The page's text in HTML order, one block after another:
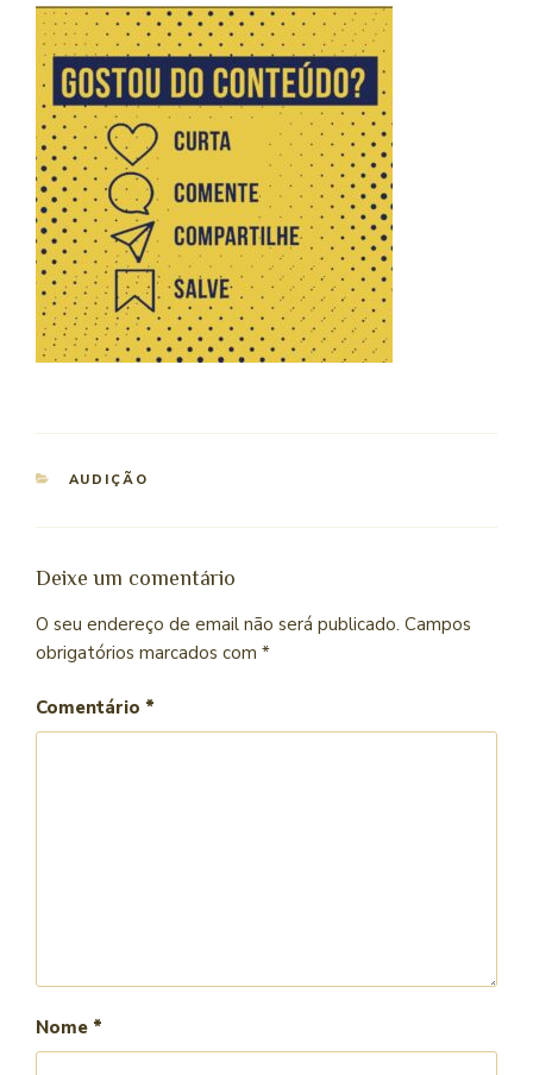
AUDIÇÃO
Deixe um comentário
O seu endereço de email não será publicado. Campos
obrigatórios marcados com *
Comentário *
Nome *